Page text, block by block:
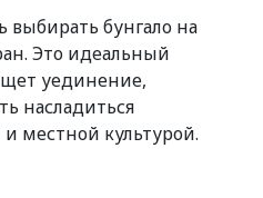
выбирать бунгало на
Это идеальный
уединение,
насладиться
местной культурой.